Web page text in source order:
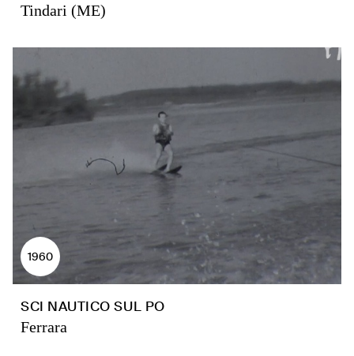
Tindari (ME)
1960
SCI NAUTICO SUL PO
Ferrara